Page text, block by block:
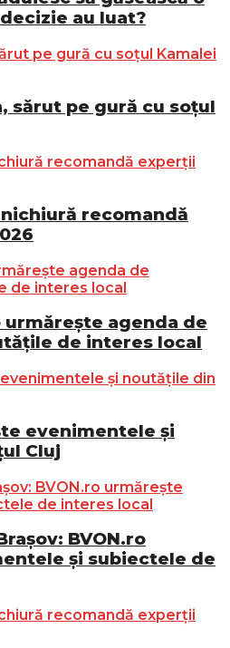
au luat?
sărut pe gură cu soțul
recomandă
agenda de
de interes local
evenimentele și
Cluj
BVON.ro
și subiectele de